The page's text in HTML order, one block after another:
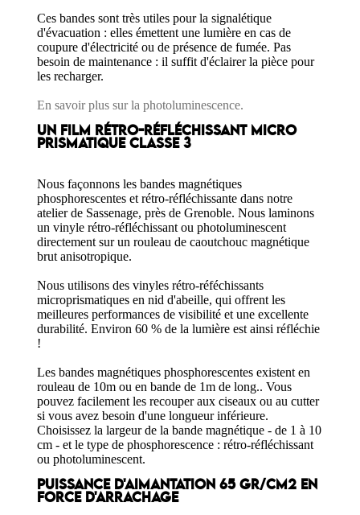
Ces bandes sont très utiles pour la signalétique
d'évacuation : elles émettent une lumière en cas de
coupure d'électricité ou de présence de fumée. Pas
besoin de maintenance : il suffit d'éclairer la pièce pour
les recharger.
En savoir plus sur la photoluminescence.
UN FILM RÉTRO-RÉFLÉCHISSANT MICRO
PRISMATIQUE CLASSE 3
Nous façonnons les bandes magnétiques
phosphorescentes et rétro-réfléchissante dans notre
atelier de Sassenage, près de Grenoble. Nous laminons
un vinyle rétro-réfléchissant ou photoluminescent
directement sur un rouleau de caoutchouc magnétique
brut anisotropique.
Nous utilisons des vinyles rétro-réféchissants
microprismatiques en nid d'abeille, qui offrent les
meilleures performances de visibilité et une excellente
durabilité. Environ 60 % de la lumière est ainsi réfléchie
!
Les bandes magnétiques phosphorescentes existent en
rouleau de 10m ou en bande de 1m de long.. Vous
pouvez facilement les recouper aux ciseaux ou au cutter
si vous avez besoin d'une longueur inférieure.
Choisissez la largeur de la bande magnétique - de 1 à 10
cm - et le type de phosphorescence : rétro-réfléchissant
ou photoluminescent.
PUISSANCE D'AIMANTATION 65 GR/CM2 EN
FORCE D'ARRACHAGE